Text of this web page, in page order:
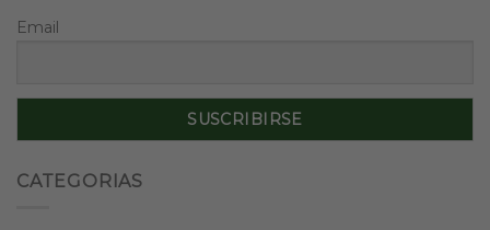
Email
CATEGORIAS